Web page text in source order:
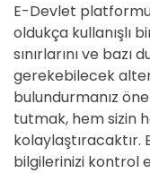
E-Devlet
oldukça kullanışlı
sınırlarını ve
gerekebilecek
bulundurmanız
tutmak, hem sizin
kolaylaştıracaktır.
bilgilerinizi kontrol